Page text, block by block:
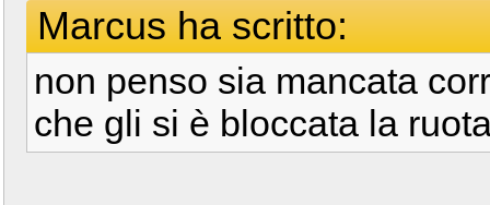
Marcus ha scritto:
non penso sia mancata
che gli si è bloccata la